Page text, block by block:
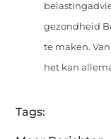
gezondheid
te maken.
het kan
Tags: